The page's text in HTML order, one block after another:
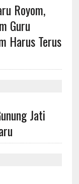
Royom,
Guru
Harus Terus
Jati